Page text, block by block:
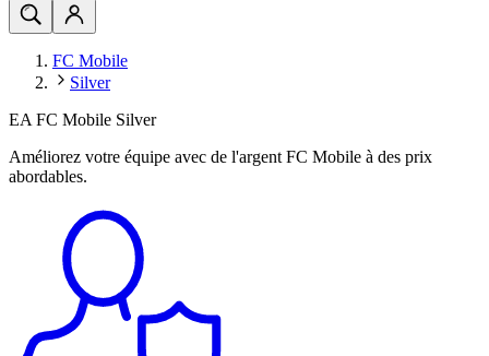
FC Mobile
Silver
EA FC Mobile Silver
Améliorez votre équipe avec de l'argent FC Mobile à des prix
abordables.